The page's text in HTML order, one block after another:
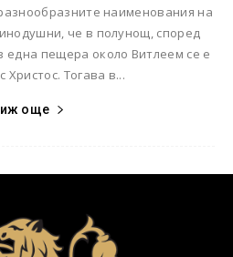
наименования на
че в полунощ, според
една пещера около Витлеем се е
Христос. Тогава в...
още